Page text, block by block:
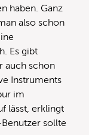
haben. Ganz
also schon
Es gibt
auch schon
Instruments
im
lässt, erklingt
sollte